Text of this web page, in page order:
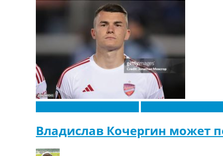
Владислав Кочергин может